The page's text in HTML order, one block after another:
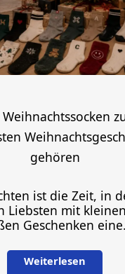
gehören
ist die Zeit, in
Liebsten mit
Geschenken
Weiterlesen